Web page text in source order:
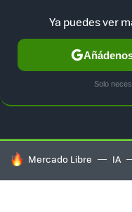
GUÍA DE
HOY SE HABLA DE
Mercado Libre IA
Ya puedes ver
Solo